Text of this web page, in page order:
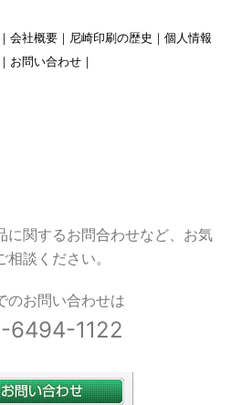
｜ 会社概要 ｜ 尼崎印刷の歴史 ｜ 個人情報
お問い合わせ ｜
に関するお問合わせなど、お気
相談ください。
のお問い合わせは
6494-1122